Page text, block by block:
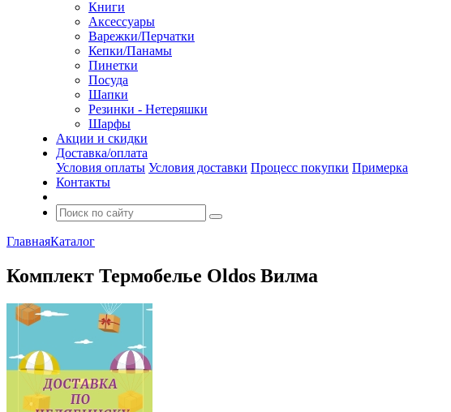
Книги
Аксессуары
Варежки/Перчатки
Кепки/Панамы
Пинетки
Посуда
Шапки
Резинки - Нетеряшки
Шарфы
Акции и скидки
Доставка/оплата
Условия оплаты Условия доставки Процесс покупки Примерка
Контакты
ГлавнаяКаталог
Комплект Термобелье Oldos Вилма